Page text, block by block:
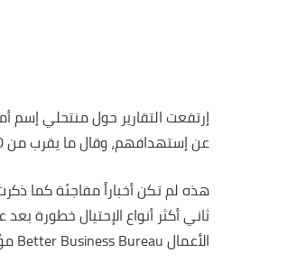
عن إستهدافهم، وقال ما يقرب من 6000 شخص إنهم فقدوا أموالًا بالفعل.
ثاني أكثر أنواع الإحتيال خطورة
الأعمال Better Business Bureau مؤخرًا.